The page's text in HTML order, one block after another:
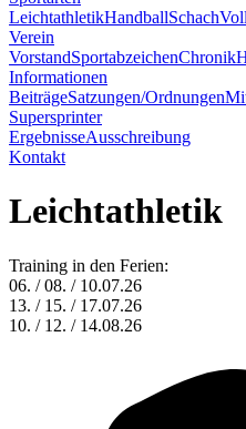
LeichtathletikHandballSchach
Verein
VorstandSportabzeichenChronik
Informationen
BeiträgeSatzungen/Ordnungen
Supersprinter
ErgebnisseAusschreibung
Kontakt
Leichtathletik
Training in den Ferien:
06. / 08. / 10.07.26
13. / 15. / 17.07.26
10. / 12. / 14.08.26